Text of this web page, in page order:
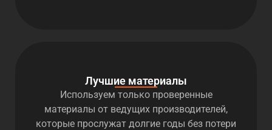
Лучшие материалы
Используем только проверенные
материалы от ведущих производителей,
которые прослужат долгие годы без потери